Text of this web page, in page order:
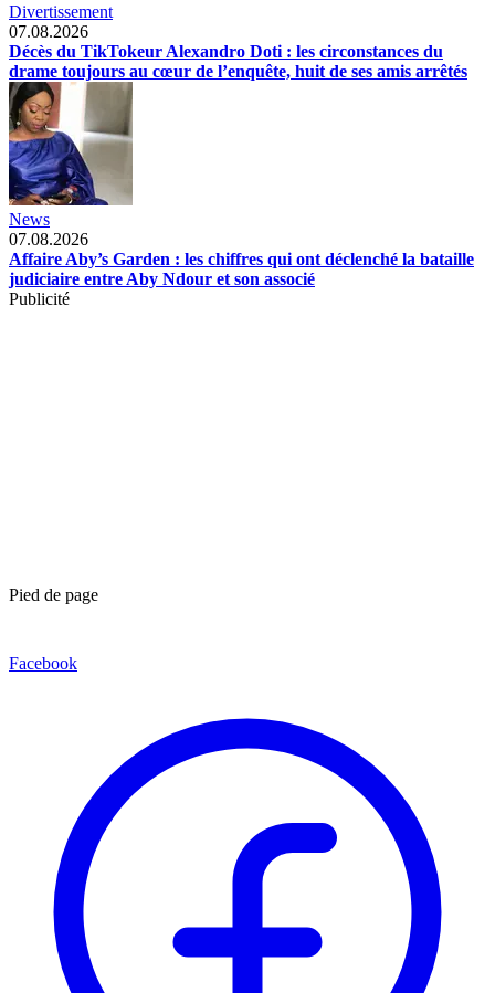
Divertissement
07.08.2026
Décès du TikTokeur Alexandro Doti : les circonstances du
drame toujours au cœur de l’enquête, huit de ses amis arrêtés
News
07.08.2026
Affaire Aby’s Garden : les chiffres qui ont déclenché la bataille
judiciaire entre Aby Ndour et son associé
Publicité
Pied de page
Facebook